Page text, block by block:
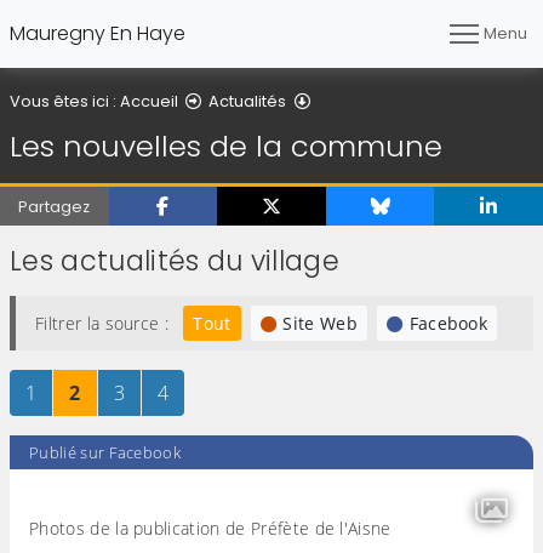
Mauregny En Haye Menu
Vous êtes ici : Accueil Actualités
Les nouvelles de la commune
Partagez
Les actualités du village
Filtrer la source : Tout Site Web Facebook
Page
1 sur 4Page
2sur 4Page
3sur 4Page
4sur 4
Publié sur Facebook
Photos de la publication de Préfète de l'Aisne